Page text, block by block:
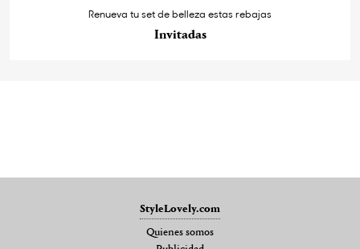
Renueva tu set de belleza estas rebajas
Invitadas
StyleLovely.com
Quienes somos